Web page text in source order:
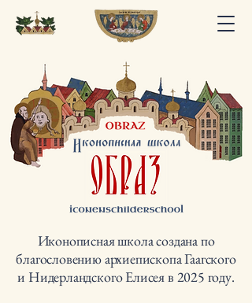
Иконописная школа создана по
благословению архиепископа Гаагского
и Нидерландского Елисея в 2025 году.